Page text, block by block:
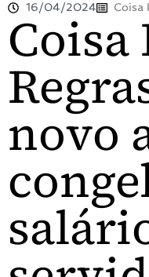
16/04/2024 Coisa
Coisa
novo